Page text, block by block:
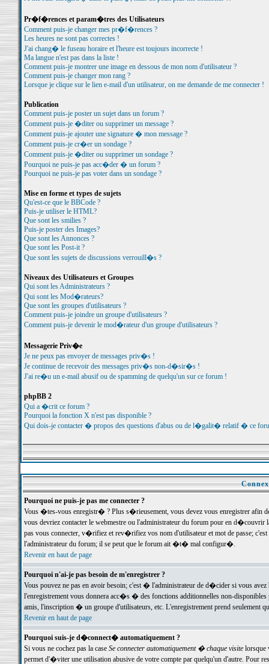
Pr�f�rences et param�tres des Utilisateurs
Comment puis-je changer mes pr�f�rences ?
Les heures ne sont pas correctes !
J'ai chang� le fuseau horaire et l'heure est toujours incorrecte !
Ma langue n'est pas dans la liste !
Comment puis-je montrer une image en dessous de mon nom d'utilisateur ?
Comment puis-je changer mon rang ?
Lorsque je clique sur le lien e-mail d'un utilisateur, on me demande de me connecter !
Publication
Comment puis-je poster un sujet dans un forum ?
Comment puis-je �diter ou supprimer un message ?
Comment puis-je ajouter une signature � mon message ?
Comment puis-je cr�er un sondage ?
Comment puis-je �diter ou supprimer un sondage ?
Pourquoi ne puis-je pas acc�der � un forum ?
Pourquoi ne puis-je pas voter dans un sondage ?
Mise en forme et types de sujets
Qu'est-ce que le BBCode ?
Puis-je utiliser le HTML?
Que sont les smilies ?
Puis-je poster des Images?
Que sont les Annonces ?
Que sont les Post-it ?
Que sont les sujets de discussions verrouill�s ?
Niveaux des Utilisateurs et Groupes
Qui sont les Administrateurs ?
Qui sont les Mod�rateurs?
Que sont les groupes d'utilisateurs ?
Comment puis-je joindre un groupe d'utilisateurs ?
Comment puis-je devenir le mod�rateur d'un groupe d'utilisateurs ?
Messagerie Priv�e
Je ne peux pas envoyer de messages priv�s !
Je continue de recevoir des messages priv�s non-d�sir�s !
J'ai re�u un e-mail abusif ou de spamming de quelqu'un sur ce forum !
phpBB 2
Qui a �crit ce forum ?
Pourquoi la fonction X n'est pas disponible ?
Qui dois-je contacter � propos des questions d'abus ou de l�galit� relatif � ce
Pourquoi ne puis-je pas me connecter ?
Vous �tes-vous enregistr� ? Plus s�rieusement, vous devez vous enregistrer
vous devriez contacter le webmestre ou l'administrateur du forum pour en
pas vous connecter, v�rifiez et rev�rifiez vos nom d'utilisateur et mot de passe;
l'administrateur du forum; il se peut que le forum ait �t� mal configur�.
Revenir en haut de page
Pourquoi n'ai-je pas besoin de m'enregistrer ?
Vous pouvez ne pas en avoir besoin; c'est � l'administrateur de d�cider si vous
l'enregistrement vous donnera acc�s � des fonctions additionnelles non-
amis, l'inscription � un groupe d'utilisateurs, etc. L'enregistrement prend seulement
Revenir en haut de page
Pourquoi suis-je d�connect� automatiquement ?
Si vous ne cochez pas la case Se connecter automatiquement � chaque visitelorsque
permet d'�viter une utilisation abusive de votre compte par quelqu'un d'autre. Pour